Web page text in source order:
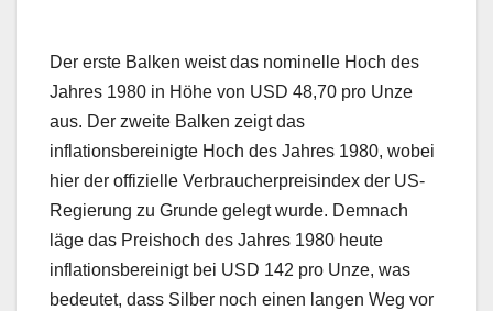
Der erste Balken weist das nominelle Hoch des
Jahres 1980 in Höhe von USD 48,70 pro Unze
aus. Der zweite Balken zeigt das
inflationsbereinigte Hoch des Jahres 1980, wobei
hier der offizielle Verbraucherpreisindex der US-
Regierung zu Grunde gelegt wurde. Demnach
läge das Preishoch des Jahres 1980 heute
inflationsbereinigt bei USD 142 pro Unze, was
bedeutet, dass Silber noch einen langen Weg vor